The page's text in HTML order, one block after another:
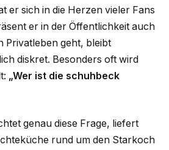
er sich in die Herzen vieler Fans
er in der Öffentlichkeit auch
Privatleben geht, bleibt
diskret. Besonders oft wird
„Wer ist die schuhbeck
genau diese Frage, liefert
rund um den Starkoch